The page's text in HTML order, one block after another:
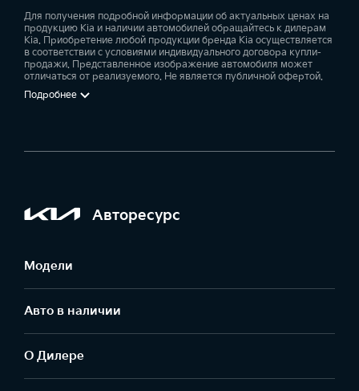
Для получения подробной информации об актуальных ценах на
продукцию Kia и наличии автомобилей обращайтесь к дилерам
Kia. Приобретение любой продукции бренда Kia осуществляется
в соответствии с условиями индивидуального договора купли-
продажи. Представленное изображение автомобиля может
отличаться от реализуемого. Не является публичной офертой.
Подробнее
Авторесурс
Модели
Авто в наличии
О Дилере